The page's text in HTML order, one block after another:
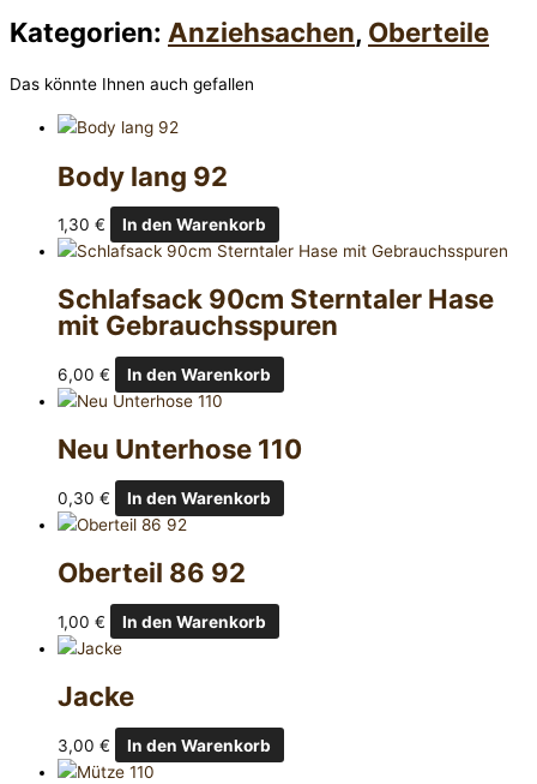
Kategorien: Anziehsachen, Oberteile
Das könnte Ihnen auch gefallen
Body lang 92
1,30 € In den Warenkorb
Schlafsack 90cm Sterntaler Hase
mit Gebrauchsspuren
6,00 € In den Warenkorb
Neu Unterhose 110
0,30 € In den Warenkorb
Oberteil 86 92
1,00 € In den Warenkorb
Jacke
3,00 € In den Warenkorb